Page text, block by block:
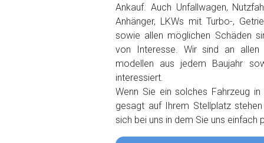
Ankauf. Auch Unfallwagen,
Anhänger, LKWs mit Turbo-,
sowie allen möglichen Schäden
von Interesse. Wir sind an allen
modellen aus jedem Baujahr
interessiert.
Wenn Sie ein solches Fahrzeug
gesagt auf Ihrem Stellplatz
sich bei uns in dem Sie uns